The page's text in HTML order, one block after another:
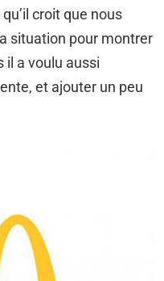
croit que nous
situation pour montrer
il a voulu aussi
et ajouter un peu